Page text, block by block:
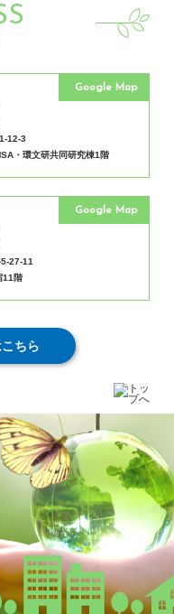
12-3
・環文研共同研究棟1階
Google Map
27-11
11階
Google Map
ちら